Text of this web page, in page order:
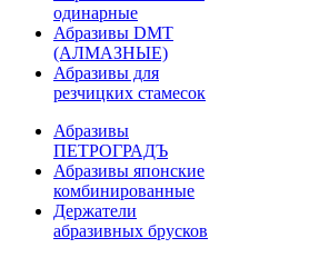
одинарные
Абразивы DMT
(АЛМАЗНЫЕ)
Абразивы для
резчицких стамесок
Абразивы
ПЕТРОГРАДЪ
Абразивы японские
комбинированные
Держатели
абразивных брусков